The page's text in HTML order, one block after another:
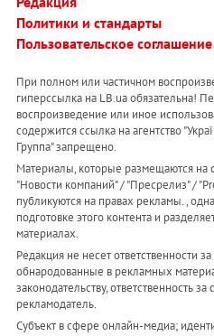
Политики и стандарты
Пользовательское соглашение
При полном или частичном
гиперссылка на LB.ua обязательна!
воспроизведение или иное
содержится ссылка на агентство
Группа" запрещено.
Материалы, которые размещаются на
"Новости компаний" / "Пресрелиз" /
публикуются на правах рекламы. ,
подготовке этого контента и
материалах.
Редакция не несет ответственности
обнародованные в рекламных
законодательству, ответственность
рекламодатель.
Субъект в сфере онлайн-медиа;